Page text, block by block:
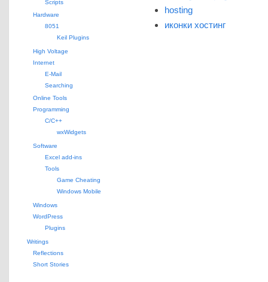
hosting
иконки хостинг
Scripts
Hardware
8051
Keil Plugins
High Voltage
Internet
E-Mail
Searching
Online Tools
Programming
C/C++
wxWidgets
Software
Excel add-ins
Tools
Game Cheating
Windows Mobile
Windows
WordPress
Plugins
Writings
Reflections
Short Stories